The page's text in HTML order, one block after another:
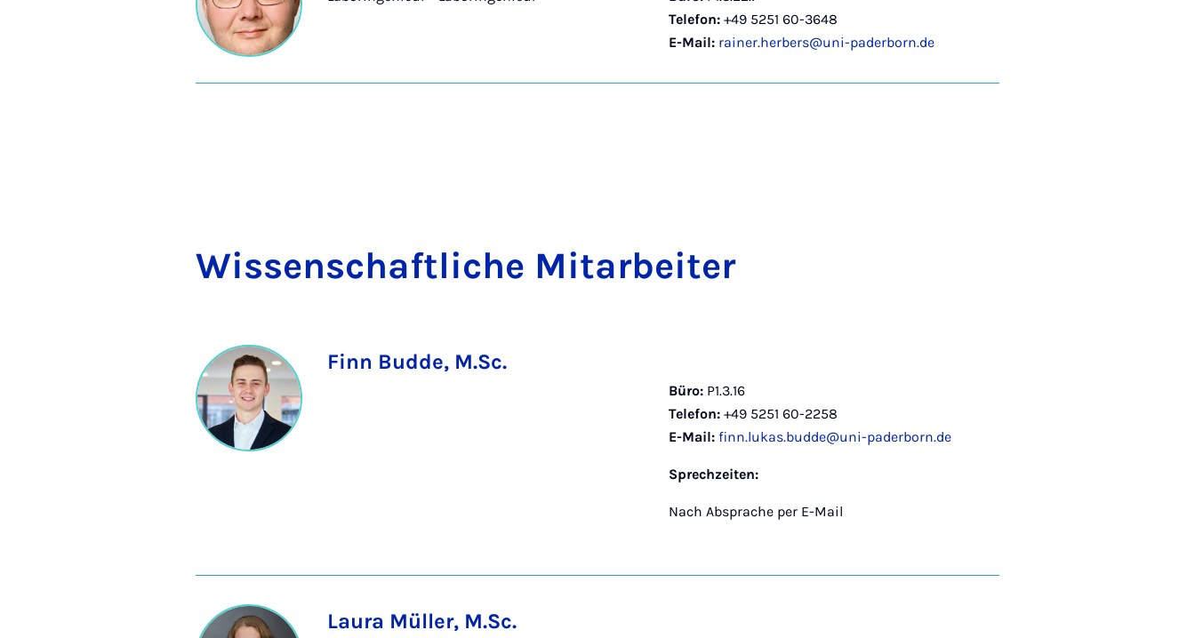
Telefon: +49 5251 60-3648
E-Mail: rainer.herbers@uni-paderborn.de
Wis­sen­schaft­li­che Mit­a­r­bei­ter
Finn Budde, M.Sc.
Büro: P1.3.16
Telefon: +49 5251 60-2258
E-Mail: finn.lukas.budde@uni-paderborn.de
Sprechzeiten:
Nach Absprache per E-Mail
Laura Müller, M.Sc.